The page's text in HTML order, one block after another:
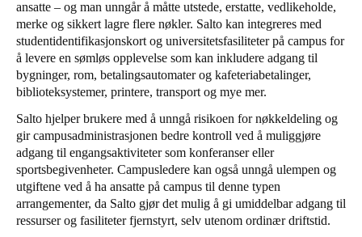
ansatte – og man unngår å måtte utstede, erstatte, vedlikeholde,
merke og sikkert lagre flere nøkler. Salto kan integreres med
studentidentifikasjonskort og universitetsfasiliteter på campus for
å levere en sømløs opplevelse som kan inkludere adgang til
bygninger, rom, betalingsautomater og kafeteriabetalinger,
biblioteksystemer, printere, transport og mye mer.
Salto hjelper brukere med å unngå risikoen for nøkkeldeling og
gir campusadministrasjonen bedre kontroll ved å muliggjøre
adgang til engangsaktiviteter som konferanser eller
sportsbegivenheter. Campusledere kan også unngå ulempen og
utgiftene ved å ha ansatte på campus til denne typen
arrangementer, da Salto gjør det mulig å gi umiddelbar adgang til
ressurser og fasiliteter fjernstyrt, selv utenom ordinær driftstid.